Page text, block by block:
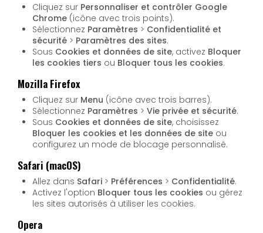
Cliquez sur Personnaliser et contrôler Google
Chrome (icône avec trois points).
Sélectionnez Paramètres > Confidentialité et
sécurité > Paramètres des sites.
Sous Cookies et données de site, activez Bloquer
les cookies tiers ou Bloquer tous les cookies.
Mozilla Firefox
Cliquez sur Menu (icône avec trois barres).
Sélectionnez Paramètres >Vie privée et sécurité.
Sous Cookies et données de site, choisissez
Bloquer les cookies et les données de site ou
configurez un mode de blocage personnalisé.
Safari (macOS)
Allez dans Safari > Préférences > Confidentialité.
Activez l'option Bloquer tous les cookies ou gérez
les sites autorisés à utiliser les cookies.
Opera